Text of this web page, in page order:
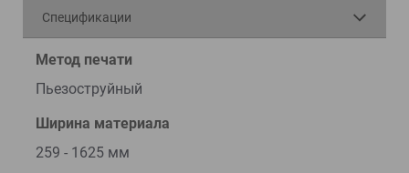
Спецификации
Метод печати
Пьезоструйный
Ширина материала
259 - 1625 мм